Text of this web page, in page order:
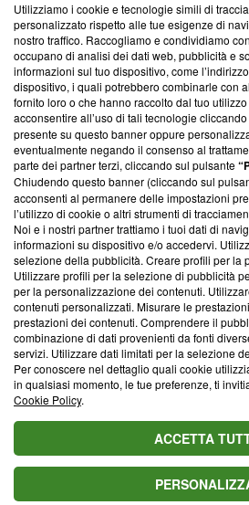
Questa sezione offre informazioni
News, sui nostri processi editoriali e
creare news di qualità. Inoltre, afferma
‘Trust Project - News with Integrity’
ancora membro del programma, ma
parte; Trust Project non ha ancora
conformità agli standard.
Su di noi
Team editoriale
Corporate
Redazione
Informativa Privacy
Cookie Policy
Blasting SA, IDI CHE-247.845.224, Via
Lugano (Svizzera) Tel:+39
© 2026 Blasting News
Utilizziamo i cookie e tecnologie simili di
personalizzato rispetto alle tue esigenze di
nostro traffico. Raccogliamo e condividiamo
occupano di analisi dei dati web, pubblicità e
informazioni sul tuo dispositivo, come
dispositivo, i quali potrebbero combinarle con
fornito loro o che hanno raccolto dal tuo
acconsentire all’uso di tali tecnologie
presente su questo banner oppure
eventualmente negando il consenso al
parte dei partner terzi, cliccando sul pulsante
Chiudendo questo banner (cliccando sul
acconsenti al permanere delle impostazioni
l’utilizzo di cookie o altri strumenti di
Noi e i nostri partner trattiamo i tuoi dati di
informazioni su dispositivo e/o accedervi.
selezione della pubblicità. Creare profili per la
Utilizzare profili per la selezione di pubblicità
per la personalizzazione dei contenuti.
contenuti personalizzati. Misurare le
prestazioni dei contenuti. Comprendere il
combinazione di dati provenienti da fonti
servizi. Utilizzare dati limitati per la selezione
Per conoscere nel dettaglio quali cookie
in qualsiasi momento, le tue preferenze, ti
Cookie Policy.
ACCETTA